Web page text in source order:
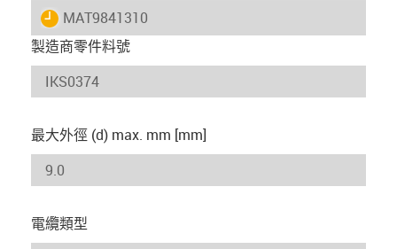
igus-icon-lieferzeit
MAT9841310
製造商零件料號
最大外徑 (d) max. mm [mm]
電纜類型